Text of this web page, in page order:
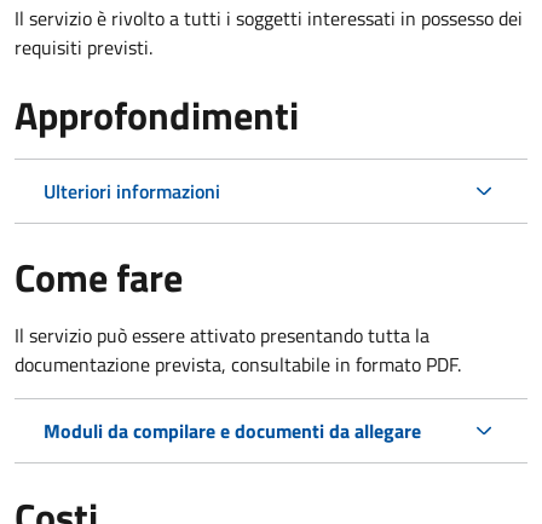
Il servizio è rivolto a tutti i soggetti interessati in possesso dei
requisiti previsti.
Approfondimenti
Ulteriori informazioni
Come fare
Il servizio può essere attivato presentando tutta la
documentazione prevista, consultabile in formato PDF.
Moduli da compilare e documenti da allegare